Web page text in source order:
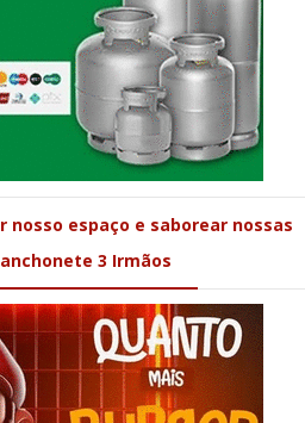
nosso espaço e saborear nossas
3 Irmãos